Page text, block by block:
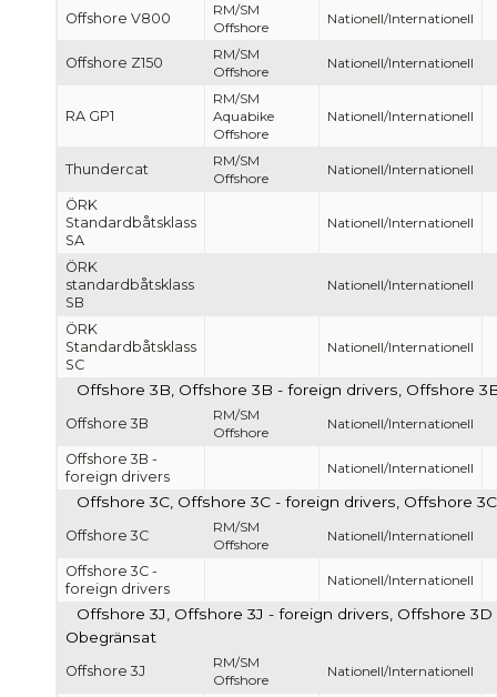
Offshore V800
RM/SM
Offshore
Nationell/Internationell
Offshore Z150
RM/SM
Offshore
Nationell/Internationell
RA GP1
RM/SM
Aquabike
Offshore
Nationell/Internationell
Thundercat
RM/SM
Offshore
Nationell/Internationell
ÖRK
Standardbåtsklass
SA
Nationell/Internationell
ÖRK
standardbåtsklass
SB
Nationell/Internationell
ÖRK
Standardbåtsklass
SC
Nationell/Internationell
Offshore 3B, Offshore 3B - foreign drivers, Offshore
Offshore 3B
RM/SM
Offshore
Nationell/Internationell
Offshore 3B -
foreign drivers
Nationell/Internationell
Offshore 3C, Offshore 3C - foreign drivers, Offshore
Offshore 3C
RM/SM
Offshore
Nationell/Internationell
Offshore 3C -
foreign drivers
Nationell/Internationell
Offshore 3J, Offshore 3J - foreign drivers, Offshore
Obegränsat
Offshore 3J
RM/SM
Offshore
Nationell/Internationell